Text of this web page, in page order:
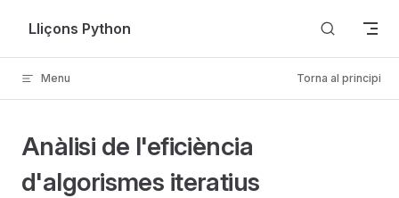
Skip to content
Lliçons Python
Menu Torna al principi
Anàlisi de l'eficiència
d'algorismes iteratius